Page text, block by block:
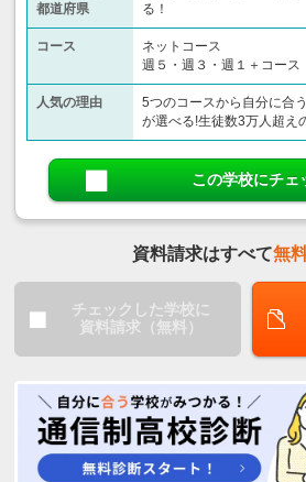
都道府県
る！
コース
ネットコース
週５・週３・週１＋コース
人気の理由
5つのコースから自分に合
が選べる!生徒数3万人超え
この学校にチェ
資料請求はすべて無
チェックした学校に
資料請求（無料）